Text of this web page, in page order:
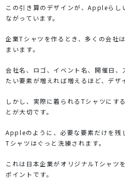
この引き算のデザインが、Appleらし
ながっています。
企業Tシャツを作るとき、多くの会社
まいます。
会社名、ロゴ、イベント名、開催日、
たい要素が増えれば増えるほど、デザ
しかし、実際に着られるTシャツにす
とが大切です。
Appleのように、必要な要素だけを残
Tシャツはぐっと洗練されます。
これは日本企業がオリジナルTシャツ
ポイントです。